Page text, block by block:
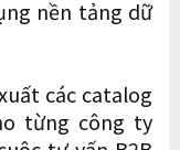
nền tảng dữ
các catalog
từng công ty